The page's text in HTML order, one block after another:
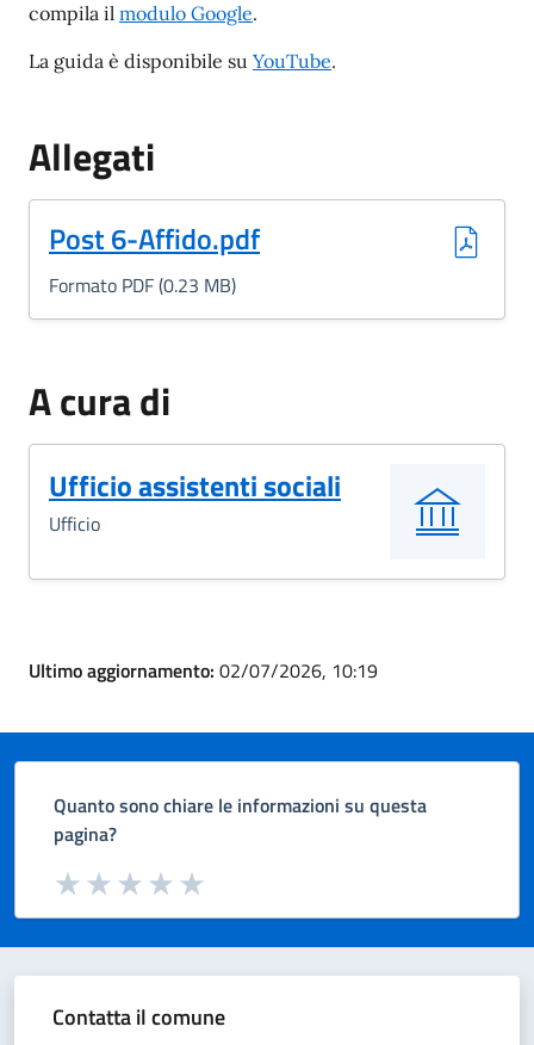
compila il modulo Google.
La guida è disponibile su YouTube.
Allegati
Post 6-Affido.pdf
(Formato PDF, 0.23 MB)
Formato PDF (0.23 MB)
A cura di
Ufficio assistenti sociali
Ufficio
Ultimo aggiornamento: 02/07/2026, 10:19
Quanto sono chiare le informazioni su questa
pagina?
Valuta da 1 a 5 stelle la pagina
Valuta 5 stelle su 5
Valuta 4 stelle su 5
Valuta 3 stelle su 5
Valuta 2 stelle su 5
Valuta 1 stelle su 5
Contatta il comune